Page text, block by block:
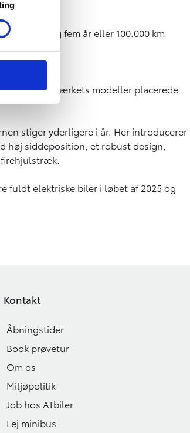
og fem år eller 100.000 km
før. Tre af mærkets modeller placerede
stiger yderligere i år. Her introducerer
høj siddeposition, et robust design,
fuldt elektriske biler i løbet af 2025 og
Kontakt
Åbningstider
Book prøvetur
Om os
Miljøpolitik
Job hos ATbiler
Lej minibus